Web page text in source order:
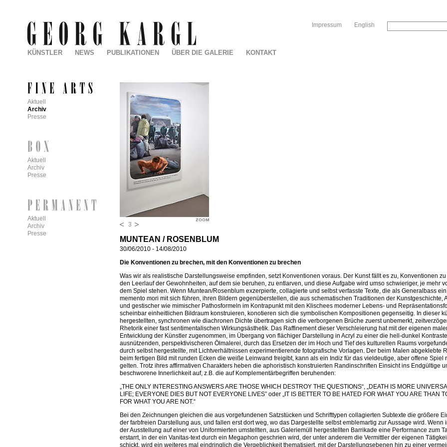
English
Impressum
3
MUNTEAN / ROSENBLUM
30/06/2010 - 14/08/2010
Die Konventionen zu brechen, mit den Konventionen zu brechen
Was wir als realistische Darstellungsweise empfinden, setzt Konventionen voraus. Der Kunst fällt es zu, Konventionen
den Leerlauf der Gewohnheiten, auf dem sie beruhen, zu entlarven, und diese Aufgabe wird umso schwieriger, je mehr
dem Spiel stehen. Wenn Muntean/Rosenblum exzerpierte, collagierte und selbst verfasste Texte, die als Generalbass
memento mori mit sich führen, ihren Bildern gegenüberstellen, die aus schematischen Traditionen der Kunstgeschichte,
und gestischer wie mimischer Pathosformeln im Kontrapunkt mit den Klischees moderner Lebens- und
scheinbar einheitlichen Bildraum konstruieren, konotieren sich die symbolischen Kompositionen gegenseitig. In dieser
hergestellten, synchronen wie diachronen Dichte übertragen sich die verborgenen Brüche zuerst unbemerkt,
Rhetorik einer fast sentimentalischen Wirkungsästhetik. Das Raffinement dieser Verschleierung hat mit der eigenen
Entwicklung der Künstler zugenommen, im Übergang von flächiger Darstellung in Acryl zu einer die hell-dunkel Kontraste
ausnützenden, perspektivischeren Ölmalerei, durch das Ersetzen der im Hoch und Tief des kulturellen Raums
durch selbst hergestellte, mit Lichtverhältnissen experimentierende fotografische Vorlagen. Der beim Malen abgeklebte
beim fertigen Bild mit runden Ecken die weiße Leinwand freigibt, kann als ein Indiz für das vieldeutige, aber offene Spiel
gelten. Trotz ihres affirmativen Charakters heben die aphoristisch konstruierten Randinschriften Einsicht ins Endgültige
beschworene Innerlichkeit auf, z.B. die auf Komplementärbegriffen beruhenden:
„THE ONLY INTERESTING ANSWERS ARE THOSE WHICH DESTROY THE QUESTIONS“, „DEATH IS MORE
LIFE; EVERYONE DIES BUT NOT EVERYONE LIVES” oder „IT IS BETTER TO BE HATED FOR WHAT YOU ARE THAN
FOR WHAT YOU ARE NOT.“
Bei den Zeichnungen gleichen die aus vorgefundenen Satzstücken und Schrifttypen collagierten Subtexte die größere
der farbfreien Darstellung aus, und fallen erst dort weg, wo das Dargestellte selbst emblemartig zur Aussage wird. Wenn
der Ausstellung auf einer von Uniformierten umstellten, aus Galeriemüll hergestellten Barrikade eine Performance zum
erstarrt, in der ein Vanitas-text durch ein Megaphon geschrien wird, der unter anderem die Vermittler der eigenen
schickt, wird ein weiteres mal eindringlich die Vergeblichkeit thematisiert, mit der Darstellungsebenen hin zu einer
KÜNSTLER NEWS PUBLIKATIONEN ÜBER DIE GALERIE KONTAKT
Aktuell
Archiv
Presse
Aktuell
Archiv
Presse
Aktuell
Archiv
Presse